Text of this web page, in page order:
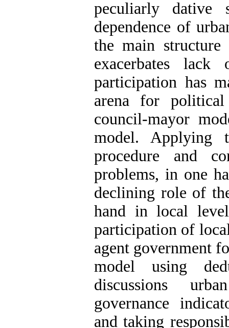
peculiarly dative
dependence of
the main
exacerbates
participation has
arena for
council-mayor
model. Applying
procedure and
problems, in one
declining role of
hand in local
participation of
agent government
model using
discussions
governance
and taking